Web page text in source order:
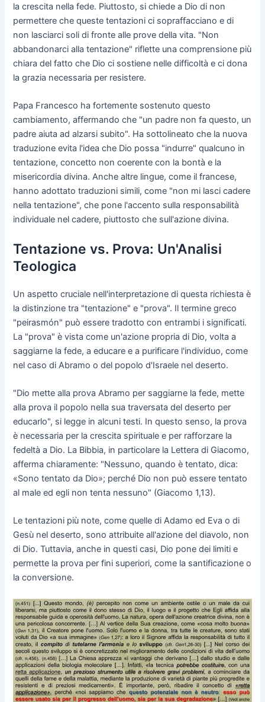
la crescita nella fede. Piuttosto, si chiede a Dio di non
permettere che queste tentazioni ci sopraffacciano e di
non lasciarci soli di fronte alle prove della vita. "Non
abbandonarci alla tentazione" riflette una comprensione più
chiara del fatto che Dio ci sostiene nelle difficoltà e ci dona
la grazia necessaria per resistere.
Papa Francesco ha fortemente sostenuto questo
cambiamento, affermando che "un padre non fa questo, un
padre aiuta ad alzarsi subito". Ha sottolineato che la nuova
traduzione evita l'idea che Dio possa "indurre" qualcuno in
tentazione, concetto non coerente con la bontà e la
misericordia divina. Anche altre lingue, come il francese,
hanno adottato traduzioni simili, come "non mi lasci cadere
nella tentazione", che pone l'accento sulla responsabilità
individuale nel cadere, piuttosto che sull'azione divina.
Tentazione vs. Prova: Un'Analisi
Teologica
Un aspetto cruciale nell'interpretazione di questa richiesta è
la distinzione tra "tentazione" e "prova". Il termine greco
"peirasmón" può essere tradotto con entrambi i significati.
La "prova" è vista come un'azione propria di Dio, volta a
saggiarne la fede, a educare e a purificare l'individuo, come
nel caso di Abramo o del popolo d'Israele nel deserto.
"Dio mette alla prova Abramo per saggiarne la fede, mette
alla prova il popolo nella sua traversata del deserto per
educarlo", si legge in alcuni testi. In questo senso, la prova
è necessaria per la crescita spirituale e per rafforzare la
fedeltà a Dio. La Bibbia, in particolare la Lettera di Giacomo,
afferma chiaramente: "Nessuno, quando è tentato, dica:
«Sono tentato da Dio»; perché Dio non può essere tentato
al male ed egli non tenta nessuno" (Giacomo 1,13).
Le tentazioni più note, come quelle di Adamo ed Eva o di
Gesù nel deserto, sono attribuite all'azione del diavolo, non
di Dio. Tuttavia, anche in questi casi, Dio pone dei limiti e
permette la prova per fini superiori, come la santificazione o
la conversione.